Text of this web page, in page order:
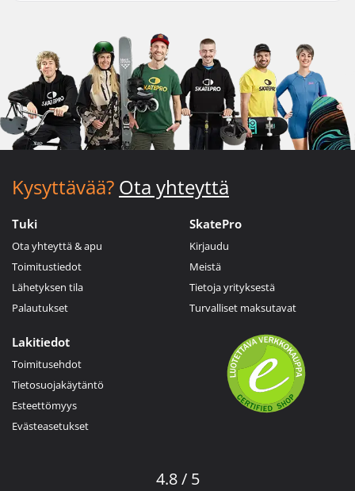
Kysyttävää? Ota yhteyttä
Tuki
Ota yhteyttä & apu
Toimitustiedot
Lähetyksen tila
Palautukset
SkatePro
Kirjaudu
Meistä
Tietoja yrityksestä
Turvalliset maksutavat
Lakitiedot
Toimitusehdot
Tietosuojakäytäntö
Esteettömyys
Evästeasetukset
4.8 / 5